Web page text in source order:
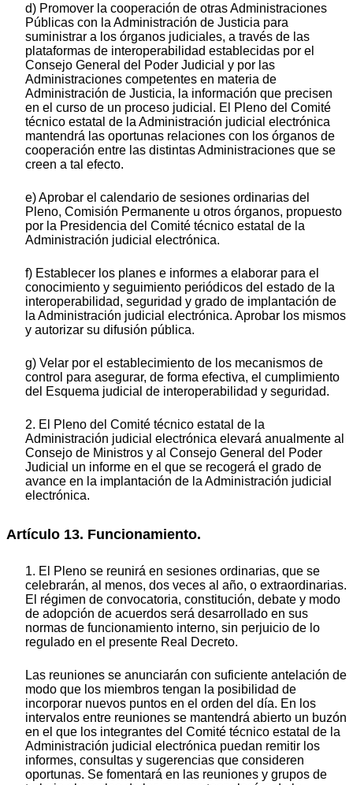
d) Promover la cooperación de otras Administraciones
Públicas con la Administración de Justicia para
suministrar a los órganos judiciales, a través de las
plataformas de interoperabilidad establecidas por el
Consejo General del Poder Judicial y por las
Administraciones competentes en materia de
Administración de Justicia, la información que precisen
en el curso de un proceso judicial. El Pleno del Comité
técnico estatal de la Administración judicial electrónica
mantendrá las oportunas relaciones con los órganos de
cooperación entre las distintas Administraciones que se
creen a tal efecto.
e) Aprobar el calendario de sesiones ordinarias del
Pleno, Comisión Permanente u otros órganos, propuesto
por la Presidencia del Comité técnico estatal de la
Administración judicial electrónica.
f) Establecer los planes e informes a elaborar para el
conocimiento y seguimiento periódicos del estado de la
interoperabilidad, seguridad y grado de implantación de
la Administración judicial electrónica. Aprobar los mismos
y autorizar su difusión pública.
g) Velar por el establecimiento de los mecanismos de
control para asegurar, de forma efectiva, el cumplimiento
del Esquema judicial de interoperabilidad y seguridad.
2. El Pleno del Comité técnico estatal de la
Administración judicial electrónica elevará anualmente al
Consejo de Ministros y al Consejo General del Poder
Judicial un informe en el que se recogerá el grado de
avance en la implantación de la Administración judicial
electrónica.
Artículo 13. Funcionamiento.
1. El Pleno se reunirá en sesiones ordinarias, que se
celebrarán, al menos, dos veces al año, o extraordinarias.
El régimen de convocatoria, constitución, debate y modo
de adopción de acuerdos será desarrollado en sus
normas de funcionamiento interno, sin perjuicio de lo
regulado en el presente Real Decreto.
Las reuniones se anunciarán con suficiente antelación de
modo que los miembros tengan la posibilidad de
incorporar nuevos puntos en el orden del día. En los
intervalos entre reuniones se mantendrá abierto un buzón
en el que los integrantes del Comité técnico estatal de la
Administración judicial electrónica puedan remitir los
informes, consultas y sugerencias que consideren
oportunas. Se fomentará en las reuniones y grupos de